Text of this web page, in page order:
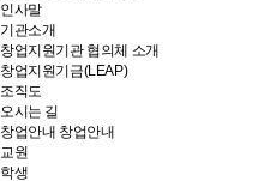
인사말
기관소개
창업지원기관 협의체 소개
창업지원기금(LEAP)
조직도
오시는 길
창업안내 창업안내
교원
학생